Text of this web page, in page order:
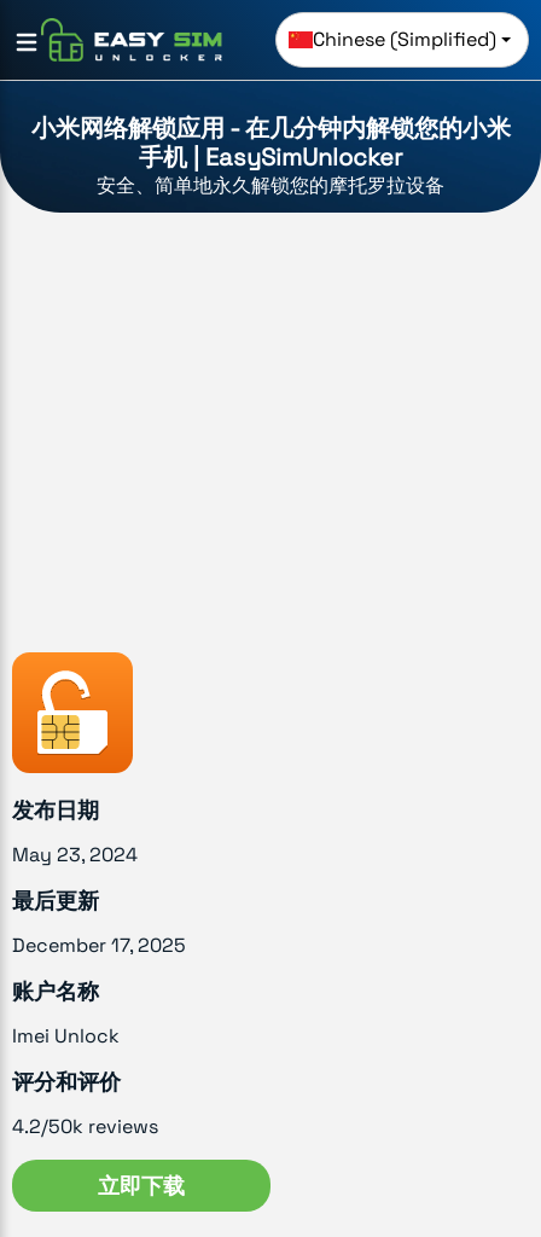
Chinese (Simplified)
小米网络解锁应用 - 在几分钟内解锁您的小米
手机 | EasySimUnlocker
安全、简单地永久解锁您的摩托罗拉设备
发布日期
May 23, 2024
最后更新
December 17, 2025
账户名称
Imei Unlock
评分和评价
4.2/50k reviews
立即下载